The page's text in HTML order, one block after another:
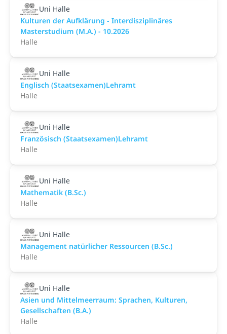
Uni Halle
Kulturen der Aufklärung - Interdisziplinäres
Masterstudium (M.A.) - 10.2026
Halle
Uni Halle
Englisch (Staatsexamen)Lehramt
Halle
Uni Halle
Französisch (Staatsexamen)Lehramt
Halle
Uni Halle
Mathematik (B.Sc.)
Halle
Uni Halle
Management natürlicher Ressourcen (B.Sc.)
Halle
Uni Halle
Asien und Mittelmeerraum: Sprachen, Kulturen,
Gesellschaften (B.A.)
Halle